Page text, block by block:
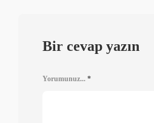
Bir cevap yazın
Yorumunuz... *